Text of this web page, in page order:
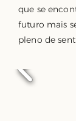
que se
futuro mais
pleno de